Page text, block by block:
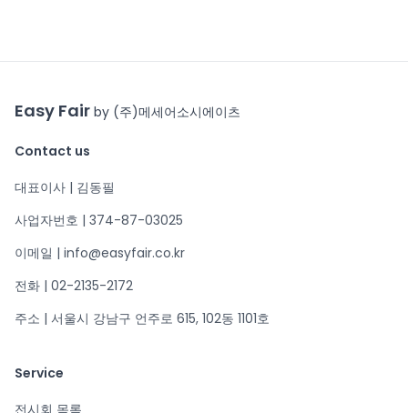
Easy Fair by (주)메세어소시에이츠
Contact us
대표이사 | 김동필
사업자번호 | 374-87-03025
이메일 | info@easyfair.co.kr
전화 | 02-2135-2172
주소 | 서울시 강남구 언주로 615, 102동 1101호
Service